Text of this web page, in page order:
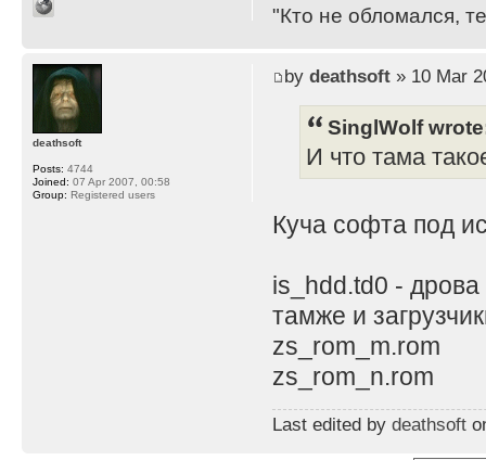
"Кто не обломался,
by deathsoft» 10 Mar
SinglWolf
И что тама
Куча софта под
is_hdd.td0 -
тамже и
zs_rom_m.rom
zs_rom_n.rom
Last edited by deathsoft
deathsoft
Posts: 4744
Joined: 07 Apr 2007, 00:58
Group: Registered users